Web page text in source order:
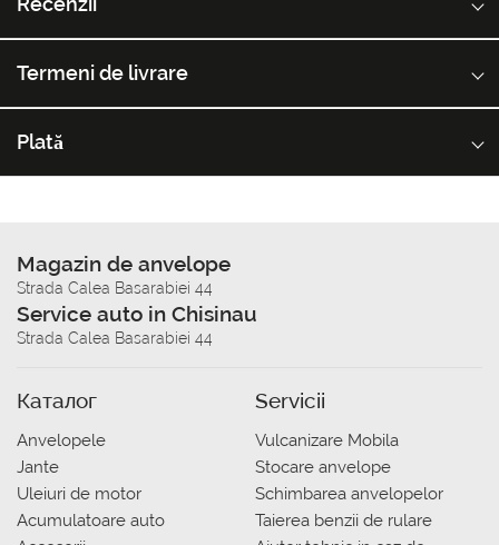
Termeni de livrare
Plată
Magazin de anvelope
Strada Calea Basarabiei 44
Service auto in Chisinau
Strada Calea Basarabiei 44
Каталог
Anvelopele
Jante
Uleiuri de motor
Acumulatoare auto
Servicii
Vulcanizare Mobila
Stocare anvelope
Schimbarea anvelopelor
Taierea benzii de rulare